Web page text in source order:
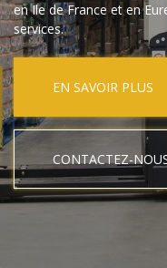
en Ile de France et en
services.
EN SAVOIR PLUS
CONTACTEZ-